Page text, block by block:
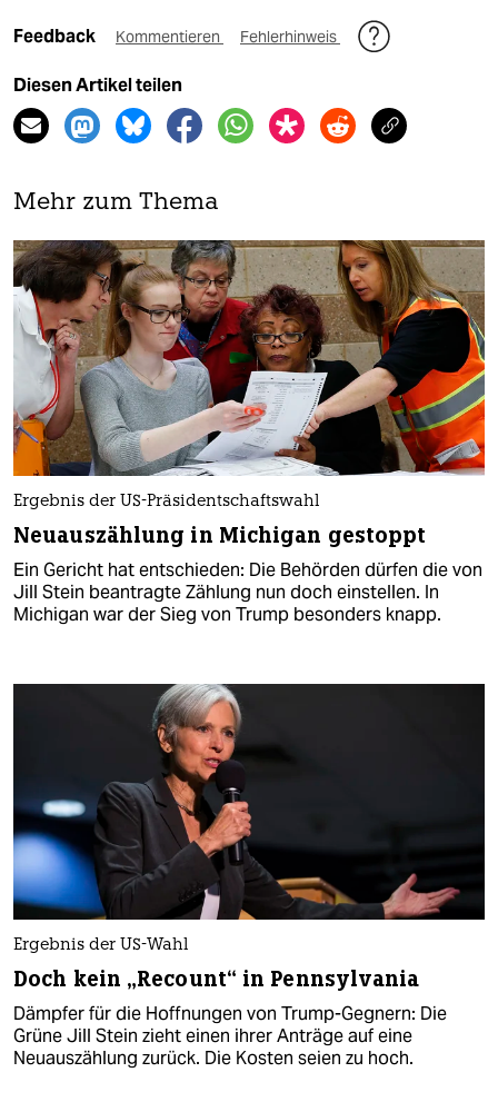
Feedback Kommentieren Fehlerhinweis
Diesen Artikel teilen
Mehr zum Thema
Ergebnis der US-Präsidentschaftswahl
Neuauszählung in Michigan gestoppt
Ein Gericht hat entschieden: Die Behörden dürfen die von
Jill Stein beantragte Zählung nun doch einstellen. In
Michigan war der Sieg von Trump besonders knapp.
Ergebnis der US-Wahl
Doch kein „Recount“ in Pennsylvania
Dämpfer für die Hoffnungen von Trump-Gegnern: Die
Grüne Jill Stein zieht einen ihrer Anträge auf eine
Neuauszählung zurück. Die Kosten seien zu hoch.